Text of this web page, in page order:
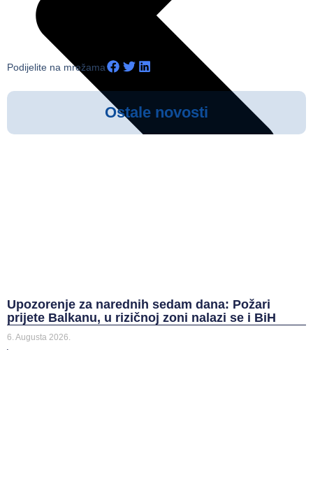
Prethodna vijest
Sljedeća vijest
Podijelite na mrežama
Ostale novosti
Upozorenje za narednih sedam dana: Požari
prijete Balkanu, u rizičnoj zoni nalazi se i BiH
6. Augusta 2026.